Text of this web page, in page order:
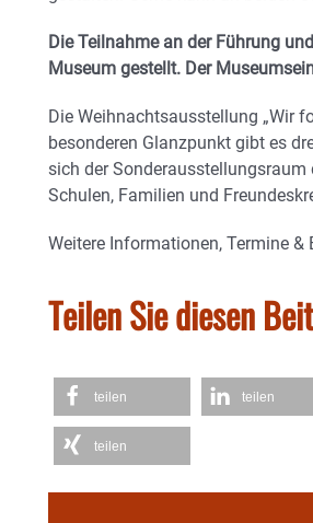
Die Teilnahme an der Führung
Museum gestellt. Der
Die Weihnachtsausstellung „Wir
besonderen Glanzpunkt gibt es
sich der
Schulen, Familien und
Weitere Informationen, Termine &
Teilen Sie diesen
teilen teilen
teilen